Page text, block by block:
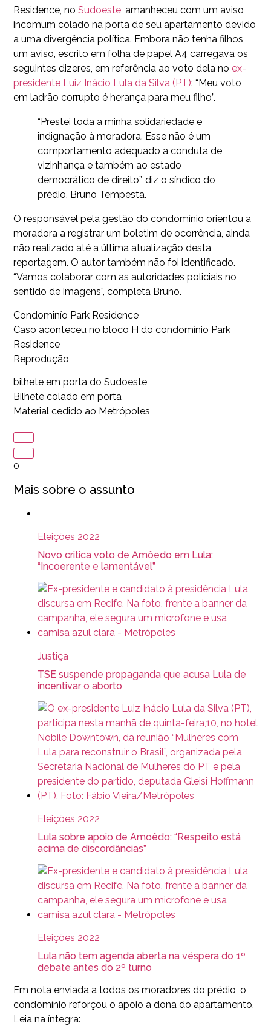
Residence, no Sudoeste, amanheceu com um aviso
incomum colado na porta de seu apartamento devido
a uma divergência política. Embora não tenha filhos,
um aviso, escrito em folha de papel A4 carregava os
seguintes dizeres, em referência ao voto dela no ex-
presidente Luiz Inácio Lula da Silva (PT): “Meu voto
em ladrão corrupto é herança para meu filho”.
“Prestei toda a minha solidariedade e
indignação à moradora. Esse não é um
comportamento adequado a conduta de
vizinhança e também ao estado
democrático de direito”, diz o síndico do
prédio, Bruno Tempesta.
O responsável pela gestão do condomínio orientou a
moradora a registrar um boletim de ocorrência, ainda
não realizado até a última atualização desta
reportagem. O autor também não foi identificado.
“Vamos colaborar com as autoridades policiais no
sentido de imagens”, completa Bruno.
Condominío Park Residence
Caso aconteceu no bloco H do condomínio Park
Residence
Reprodução
bilhete em porta do Sudoeste
Bilhete colado em porta
Material cedido ao Metrópoles
0
Mais sobre o assunto
Eleições 2022
Novo critica voto de Amôedo em Lula:
“Incoerente e lamentável”
Justiça
TSE suspende propaganda que acusa Lula de
incentivar o aborto
Eleições 2022
Lula sobre apoio de Amoêdo: “Respeito está
acima de discordâncias”
Eleições 2022
Lula não tem agenda aberta na véspera do 1º
debate antes do 2º turno
Em nota enviada a todos os moradores do prédio, o
condomínio reforçou o apoio a dona do apartamento.
Leia na íntegra: